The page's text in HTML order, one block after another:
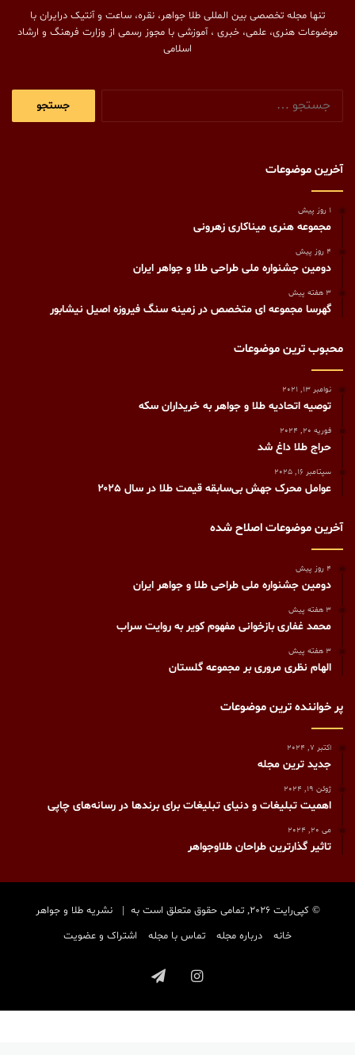
تنها مجله تخصصی بین المللی طلا جواهر، نقره، ساعت و آنتیک درایران با
موضوعات هنری، علمی، خبری ، آموزشی با مجوز رسمی از وزارت فرهنگ و ارشاد
اسلامی
آخرین موضوعات
1 روز پیش
مجموعه هنری میناکاری زهرونی
4 روز پیش
دومین جشنواره ملی طراحی طلا و جواهر ایران
3 هفته پیش
گهرسا مجموعه ای متخصص در زمینه سنگ فیروزه اصیل نیشابور
محبوب ترین موضوعات
نوامبر 13, 2021
توصیه اتحادیه طلا و جواهر به خریداران سکه
فوریه 20, 2024
حراج طلا داغ شد
سپتامبر 16, 2025
عوامل محرک جهش بی‌سابقه قیمت طلا در سال ۲۰۲۵
آخرین موضوعات اصلاح شده
4 روز پیش
دومین جشنواره ملی طراحی طلا و جواهر ایران
3 هفته پیش
محمد غفاری بازخوانی مفهوم کویر به روایت سراب
3 هفته پیش
الهام نظری مروری بر مجموعه گلستان
پر خواننده ترین موضوعات
اکتبر 7, 2024
جدید ترین مجله
ژوئن 19, 2024
اهمیت تبلیغات و دنیای تبلیغات برای برندها در رسانه‌های چاپی
می 20, 2024
تاثیر گذارترین طراحان طلاوجواهر
© کپی‌رایت 2026, تمامی حقوق متعلق است به |
نشریه طلا و جواهر
خانه
درباره مجله تماس با مجله اشتراک و عضویت
اینستاگرامتلگرام